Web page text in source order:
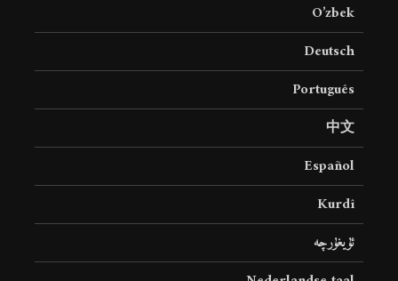
O’zbek
Deutsch
Português
中文
Español
Kurdî
ئۇيغۇرچە